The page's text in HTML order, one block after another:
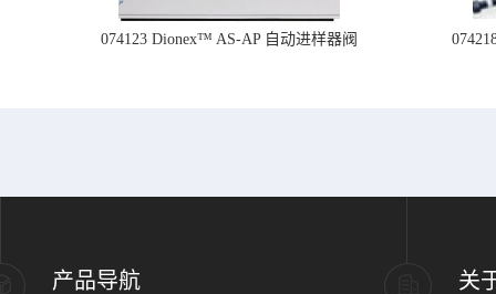
074123 Dionex™ AS-AP 自动进样器阀
产品导航 关